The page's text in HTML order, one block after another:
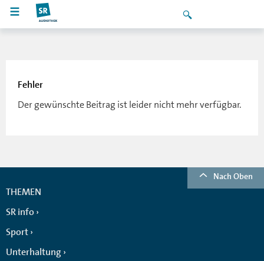
Fehler
Der gewünschte Beitrag ist leider nicht mehr verfügbar.
Nach Oben
THEMEN
SR info
Sport
Unterhaltung